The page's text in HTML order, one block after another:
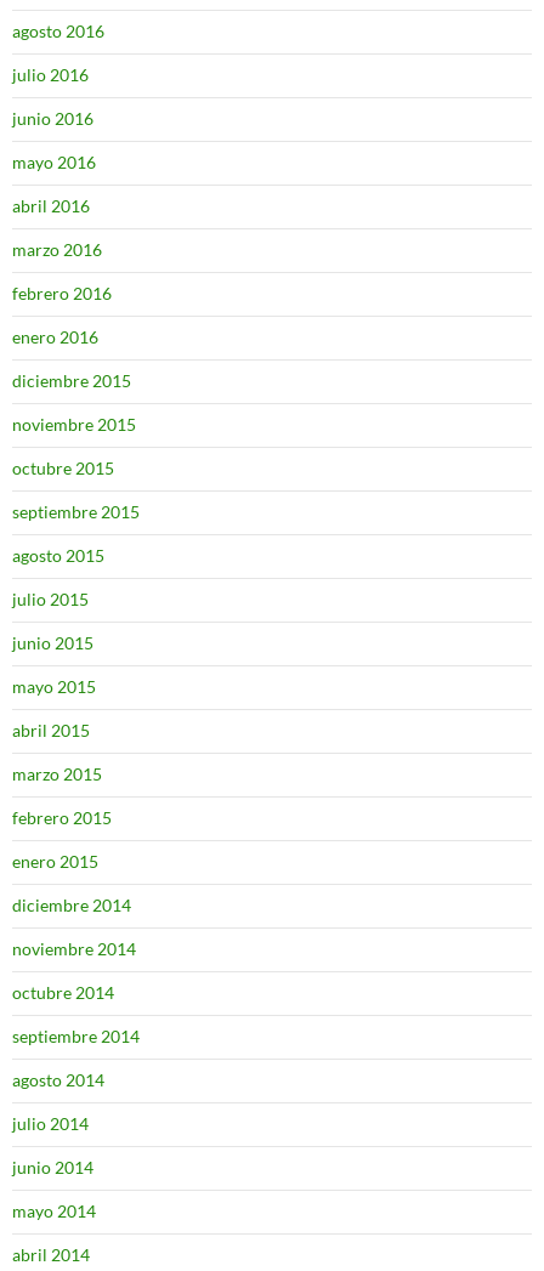
agosto 2016
julio 2016
junio 2016
mayo 2016
abril 2016
marzo 2016
febrero 2016
enero 2016
diciembre 2015
noviembre 2015
octubre 2015
septiembre 2015
agosto 2015
julio 2015
junio 2015
mayo 2015
abril 2015
marzo 2015
febrero 2015
enero 2015
diciembre 2014
noviembre 2014
octubre 2014
septiembre 2014
agosto 2014
julio 2014
junio 2014
mayo 2014
abril 2014